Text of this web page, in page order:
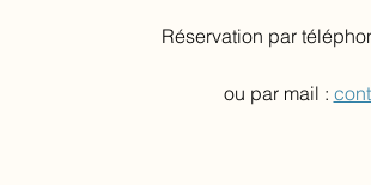
Réservation par
ou par mail :